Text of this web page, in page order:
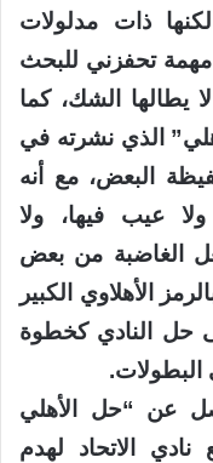
ذات مدلولات
مهمة تحفزني للبحث
يطالها الشك، كما
الذي نشرته في
البعض، مع أنه
ولا عيب فيها، ولا
الغاضبة من بعض
الأهلاوي الكبير
حل النادي كخطوة
البطولات.
عن “حل الأهلي
الاتحاد لهدم